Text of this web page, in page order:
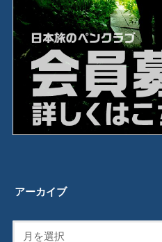
アーカイブ